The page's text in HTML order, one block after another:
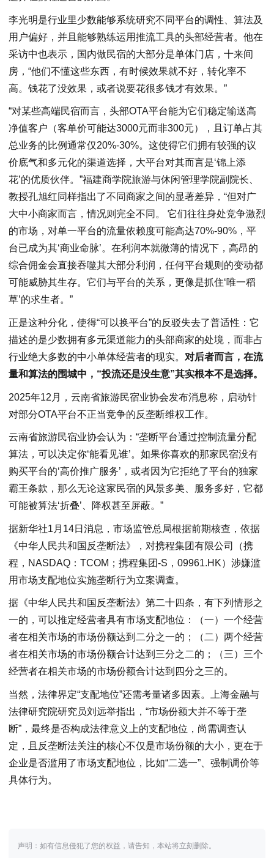
李光明是行业里少数能够系统研究不同平台的调性、算法及
用户偏好，并且能够熟练运用推流工具的头部经营者。他在
采访中也表示，国内做民宿的大部分是单体门店，十来间
房，“他们不懂这些东西，有时候效果就不好，转化率不
高。钱花了没效果，或者说要花很多钱才有效果。”
“对某些高端民宿而言，头部OTA平台能为它们稳定输送高
净值客户（客单价可能达3000元而非300元），且订单占其
总业务的比例通常仅20%-30%。这使得它们拥有较强的议
价底气和多元化的渠道选择，大平台对其而言是‘锦上添
花’的优质伙伴。”福建商学院旅游与休闲管理学院副院长、
教授孔旭红同样指出了不同商家之间的显著差异，“但对广
大中小商家而言，情况则完全不同。 它们往往身处竞争激烈
的市场，对单一平台的流量依赖度可能高达70%-90%，平
台已成为其‘商业命脉’。在利润本就微薄的情况下，高昂的
综合佣金会直接吞噬其大部分利润，任何平台规则的变动都
可能威胁其生存。它们与平台的关系，更像是抓住‘唯一稻
草’的求生者。”
正是这种分化，使得“可以换平台”的反驳失去了普适性：它
描述的是少数拥有多元渠道能力的头部商家的处境，而非占
行业绝大多数的中小单体经营者的现实。 对后者而言，在流
量和算法的围城中，“投流还是没生意”其实根本不是选择。
2025年12月，云南省旅游民宿业协会发布消息称，启动针
对部分OTA平台不正当竞争的反垄断维权工作。
云南省旅游民宿业协会认为：“垄断平台通过控制流量分配
算法，可以决定你‘能看见谁’。如果你喜欢的那家民宿没有
购买平台的‘高价推广服务’，或者因为它拒绝了平台的独家
霸王条款，那么无论这家民宿的风景多美、服务多好，它都
可能被算法‘折叠’、降权甚至屏蔽。”
据新华社1月14日消息，市场监管总局根据前期核查，依据
《中华人民共和国反垄断法》，对携程集团有限公司（携
程，NASDAQ：TCOM；携程集团-S，09961.HK）涉嫌滥
用市场支配地位实施垄断行为立案调查。
据《中华人民共和国反垄断法》第二十四条，有下列情形之
一的，可以推定经营者具有市场支配地位：（一）一个经营
者在相关市场的市场份额达到二分之一的；（二）两个经营
者在相关市场的市场份额合计达到三分之二的；（三）三个
经营者在相关市场的市场份额合计达到四分之三的。
当然，法律界定“支配地位”还需考量诸多因素。上海金融与
法律研究院研究员刘远举指出，“市场份额大并不等于垄
断”，最终是否构成法律意义上的支配地位，尚需调查认
定，且反垄断法关注的核心不仅是市场份额的大小，更在于
企业是否滥用了市场支配地位，比如“二选一”、强制调价等
具体行为。
声明：如有信息侵犯了您的权益，请告知，本站将立刻删除。